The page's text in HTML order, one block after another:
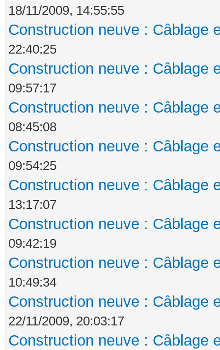
18/11/2009, 14:55:55
Construction neuve : Câblage
22:40:25
Construction neuve : Câblage
09:57:17
Construction neuve : Câblage
08:45:08
Construction neuve : Câblage
09:54:25
Construction neuve : Câblage
13:17:07
Construction neuve : Câblage
09:42:19
Construction neuve : Câblage
10:49:34
Construction neuve : Câblage
22/11/2009, 20:03:17
Construction neuve : Câblage